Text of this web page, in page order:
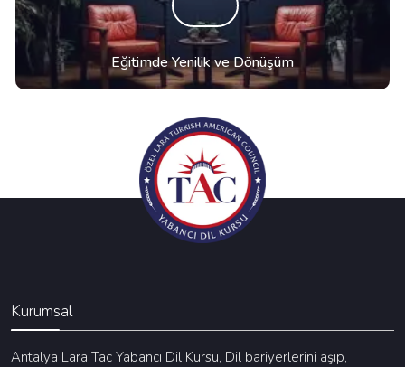
Eğitimde Yenilik ve Dönüşüm
Kurumsal
Antalya Lara Tac Yabancı Dil Kursu, Dil bariyerlerini aşıp,